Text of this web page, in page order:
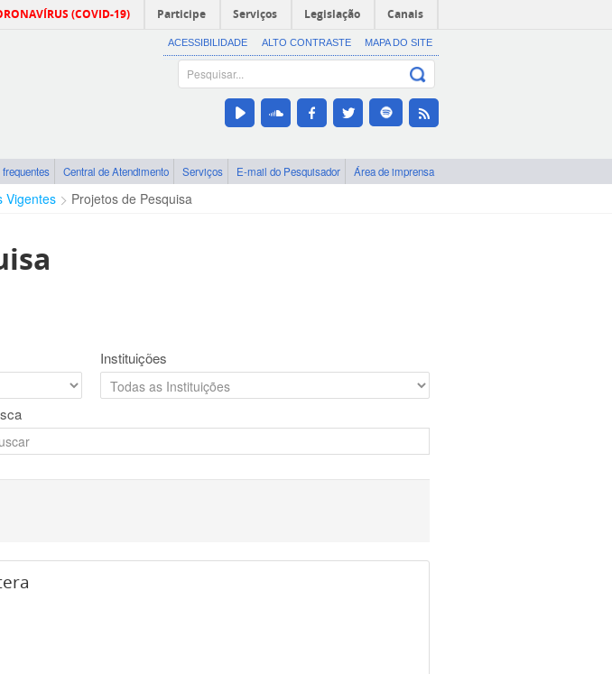
(COVID-19) Participe Serviços Legislação Canais
ACESSIBILIDADE ALTO CONTRASTE MAPA DO SITE
Central de Atendimento Serviços E-mail do Pesquisador Área de imprensa
Vigentes Projetos de Pesquisa
Instituições